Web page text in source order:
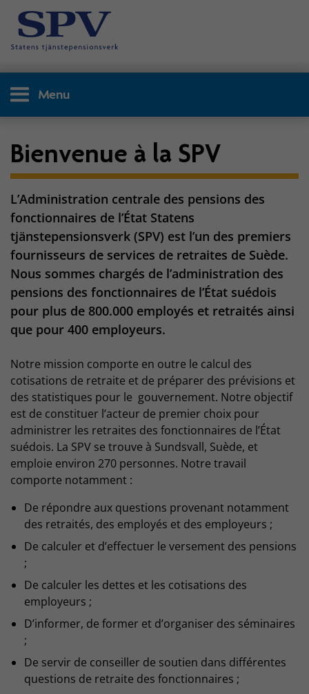
Menu
Bienvenue à la SPV
L’Administration centrale des pensions des
fonctionnaires de l’État Statens
tjänstepensionsverk (SPV) est l’un des premiers
fournisseurs de services de retraites de Suède.
Nous sommes chargés de l’administration des
pensions des fonctionnaires de l’État suédois
pour plus de 800.000 employés et retraités ainsi
que pour 400 employeurs.
Notre mission comporte en outre le calcul des
cotisations de retraite et de préparer des prévisions et
des statistiques pour le gouvernement. Notre objectif
est de constituer l’acteur de premier choix pour
administrer les retraites des fonctionnaires de l’État
suédois. La SPV se trouve à Sundsvall, Suède, et
emploie environ 270 personnes. Notre travail
comporte notamment :
De répondre aux questions provenant notamment
des retraités, des employés et des employeurs ;
De calculer et d’effectuer le versement des pensions
;
De calculer les dettes et les cotisations des
employeurs ;
D’informer, de former et d’organiser des séminaires
;
De servir de conseiller de soutien dans différentes
questions de retraite des fonctionnaires ;